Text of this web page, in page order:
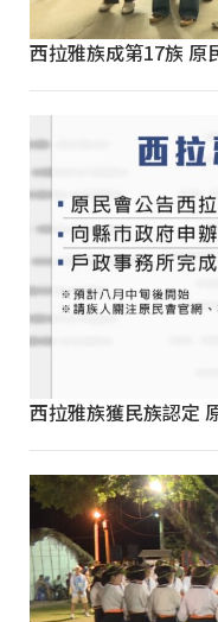
西拉雅族成第17族 原
西拉雅族獲民族認定